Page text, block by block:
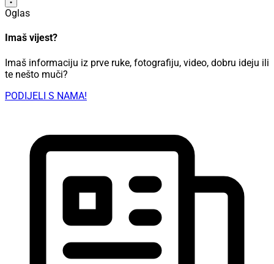
Oglas
Imaš vijest?
Imaš informaciju iz prve ruke, fotografiju, video, dobru ideju ili
te nešto muči?
PODIJELI S NAMA!